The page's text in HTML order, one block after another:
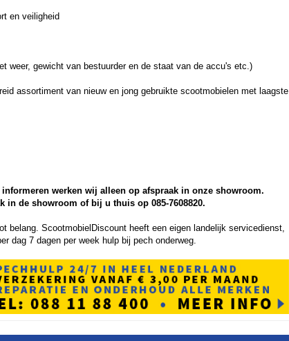
en veiligheid
weer, gewicht van bestuurder en de staat van de accu's etc.)
assortiment van nieuw en jong gebruikte scootmobielen met laagste
werken wij alleen op afspraak in onze showroom.
in de showroom of bij u thuis op 085-7608820.
belang. ScootmobielDiscount heeft een eigen landelijk servicedienst,
dag 7 dagen per week hulp bij pech onderweg.